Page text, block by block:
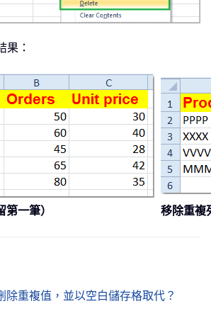
果：
一筆） 移除重複
重複值，並以空白儲存格取代？